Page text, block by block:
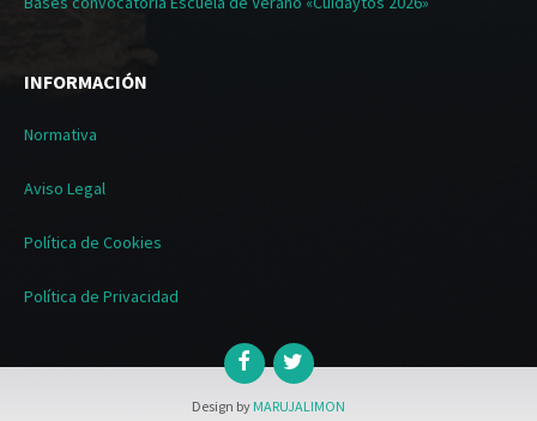
INFORMACIÓN
Normativa
Aviso Legal
Política de Cookies
Política de Privacidad
Design by MARUJALIMON